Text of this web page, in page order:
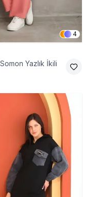
4
Somon Yazlık İkili